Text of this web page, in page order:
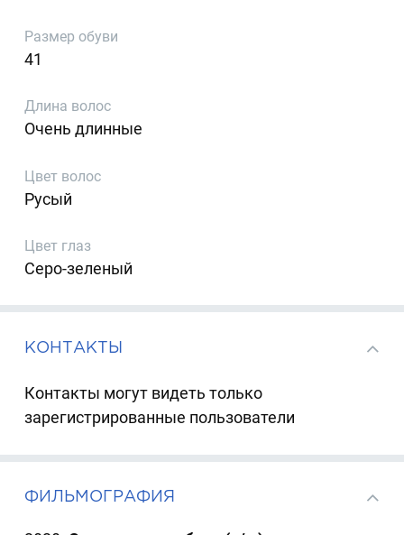
Размер обуви
41
Длина волос
Очень длинные
Цвет волос
Русый
Цвет глаз
Серо-зеленый
КОНТАКТЫ
Контакты могут видеть только
зарегистрированные пользователи
ФИЛЬМОГРАФИЯ